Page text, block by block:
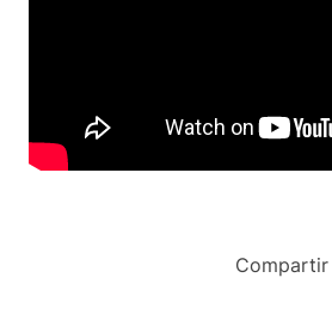
Compartir